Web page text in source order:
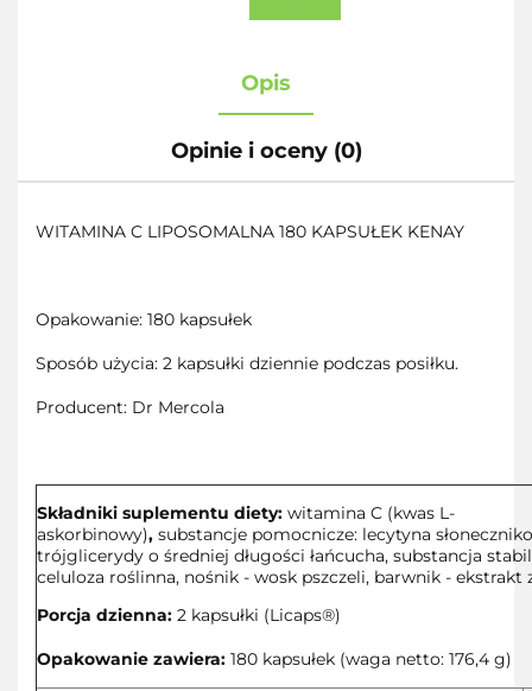
Opis
Opinie i oceny (0)
WITAMINA C LIPOSOMALNA 180 KAPSUŁEK KENAY
Opakowanie: 180 kapsułek
Sposób użycia: 2 kapsułki dziennie podczas posiłku.
Producent: Dr Mercola
Składniki suplementu diety: witamina C (kwas L-
askorbinowy), substancje pomocnicze: lecytyna
trójglicerydy o średniej długości łańcucha, substancja
celuloza roślinna, nośnik - wosk pszczeli, barwnik - ekstrakt
Porcja dzienna: 2 kapsułki (Licaps®)
Opakowanie zawiera: 180 kapsułek (waga netto: 176,4 g)